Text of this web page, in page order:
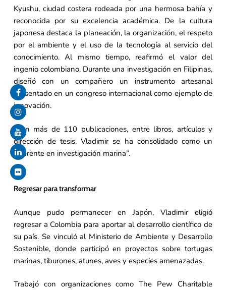
Kyushu, ciudad costera rodeada por una hermosa bahía y
reconocida por su excelencia académica. De la cultura
japonesa destaca la planeación, la organización, el respeto
por el ambiente y el uso de la tecnología al servicio del
conocimiento. Al mismo tiempo, reafirmó el valor del
ingenio colombiano. Durante una investigación en Filipinas,
diseñó con un compañero un instrumento artesanal
presentado en un congreso internacional como ejemplo de
innovación.
“Con más de 110 publicaciones, entre libros, artículos y
dirección de tesis, Vladimir se ha consolidado como un
referente en investigación marina”.
Regresar para transformar
Aunque pudo permanecer en Japón, Vladimir eligió
regresar a Colombia para aportar al desarrollo científico de
su país. Se vinculó al Ministerio de Ambiente y Desarrollo
Sostenible, donde participó en proyectos sobre tortugas
marinas, tiburones, atunes, aves y especies amenazadas.
Trabajó con organizaciones como The Pew Charitable